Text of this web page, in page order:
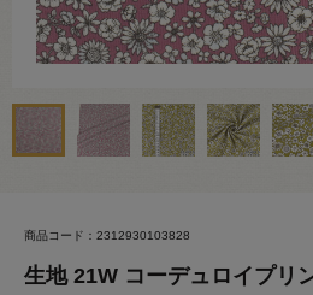
商品コード：2312930103828
生地 21W コーデュロイプリ